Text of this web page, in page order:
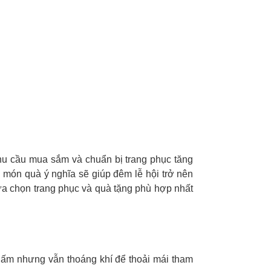
cầu mua sắm và chuẩn bị trang phục tăng
quà ý nghĩa sẽ giúp đêm lễ hội trở nên
trang phục và quà tặng phù hợp nhất
nhưng vẫn thoáng khí để thoải mái tham